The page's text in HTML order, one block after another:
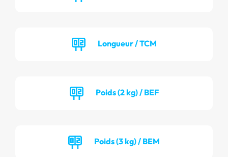
Longueur / TCM
Poids (2 kg) / BEF
Poids (3 kg) / BEM